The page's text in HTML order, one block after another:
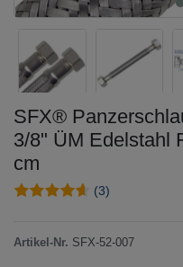
SFX®
3/8" ÜM Edelstahl
cm
(3)
Artikel-Nr. SFX-52-007